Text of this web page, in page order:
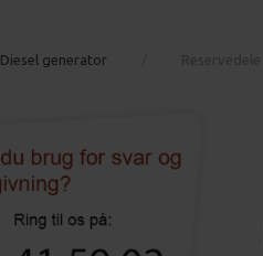
Diesel generator